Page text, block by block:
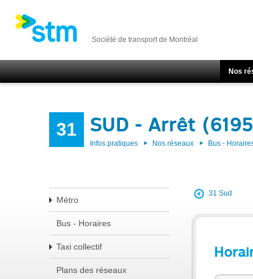
Société de transport de Montréal
Nos
31 SUD - Arrêt
Infos pratiques Nos réseaux Bus -
Métro
Bus - Horaires
Taxi collectif
Plans des réseaux
31 Sud